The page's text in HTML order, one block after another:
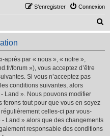
Connexion
S’enregistrer
e
après par « nous », « notre »,
forum »), vous acceptez d’être
Si vous n’acceptez pas
conditions suivantes, alors
Land ». Nous pouvons modifier
ferons tout pour que vous en soyez
celles-ci par vous-
Land » alors que des changements
responsable des conditions